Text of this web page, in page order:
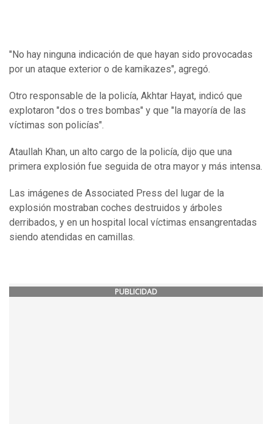
"No hay ninguna indicación de que hayan sido provocadas
por un ataque exterior o de kamikazes", agregó.
Otro responsable de la policía, Akhtar Hayat, indicó que
explotaron "dos o tres bombas" y que "la mayoría de las
víctimas son policías".
Ataullah Khan, un alto cargo de la policía, dijo que una
primera explosión fue seguida de otra mayor y más intensa.
Las imágenes de Associated Press del lugar de la
explosión mostraban coches destruidos y árboles
derribados, y en un hospital local víctimas ensangrentadas
siendo atendidas en camillas.
PUBLICIDAD